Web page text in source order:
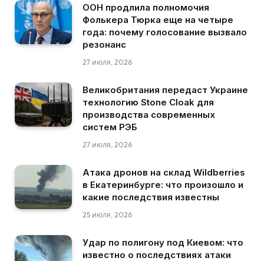
ООН продлила полномочия
Фолькера Тюрка еще на четыре
года: почему голосование вызвало
резонанс
27 июля, 2026
Великобритания передаст Украине
технологию Stone Cloak для
производства современных
систем РЭБ
27 июля, 2026
Атака дронов на склад Wildberries
в Екатеринбурге: что произошло и
какие последствия известны
25 июля, 2026
Удар по полигону под Киевом: что
известно о последствиях атаки